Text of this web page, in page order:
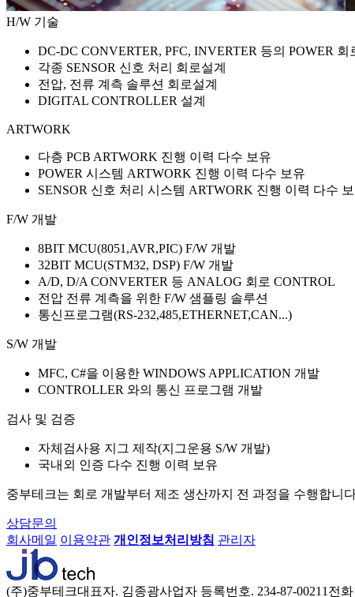
H/W 기술
DC-DC CONVERTER, PFC, INVERTER 등의 POWER 회
각종 SENSOR 신호 처리 회로설계
전압, 전류 계측 솔루션 회로설계
DIGITAL CONTROLLER 설계
ARTWORK
다층 PCB ARTWORK 진행 이력 다수 보유
POWER 시스템 ARTWORK 진행 이력 다수 보유
SENSOR 신호 처리 시스템 ARTWORK 진행 이력 다수
F/W 개발
8BIT MCU(8051,AVR,PIC) F/W 개발
32BIT MCU(STM32, DSP) F/W 개발
A/D, D/A CONVERTER 등 ANALOG 회로 CONTROL
전압 전류 계측을 위한 F/W 샘플링 솔루션
통신프로그램(RS-232,485,ETHERNET,CAN...)
S/W 개발
MFC, C#을 이용한 WINDOWS APPLICATION 개발
CONTROLLER 와의 통신 프로그램 개발
검사 및 검증
자체검사용 지그 제작(지그운용 S/W 개발)
국내외 인증 다수 진행 이력 보유
중부테크는 회로 개발부터 제조 생산까지 전 과정을 수행합니
상담문의
회사메일 이용약관 개인정보처리방침 관리자
(주)중부테크대표자. 김종광사업자 등록번호. 234-87-00211전